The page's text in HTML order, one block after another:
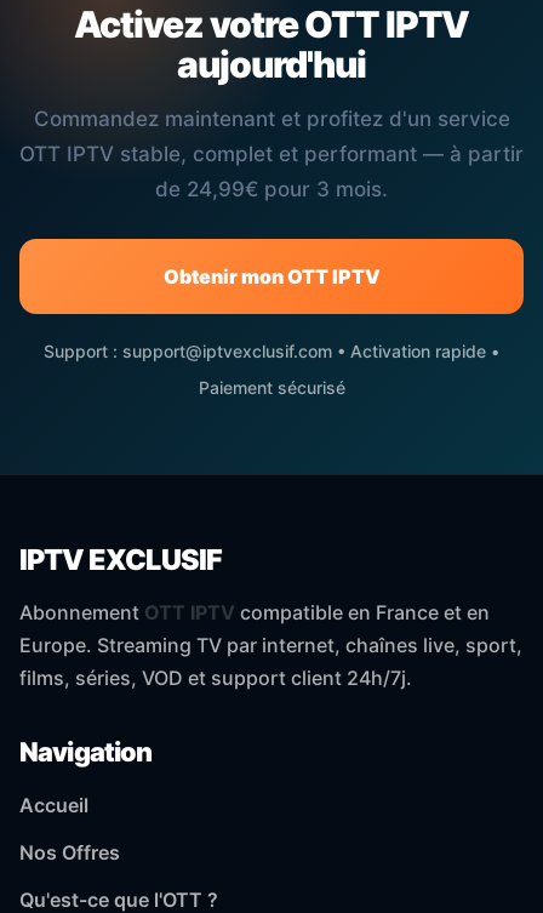
Activez votre OTT IPTV
aujourd'hui
Commandez maintenant et profitez d'un service
OTT IPTV stable, complet et performant — à partir
de 24,99€ pour 3 mois.
Obtenir mon OTT IPTV
Support : support@iptvexclusif.com • Activation rapide •
Paiement sécurisé
IPTV EXCLUSIF
Abonnement OTT IPTV compatible en France et en
Europe. Streaming TV par internet, chaînes live, sport,
films, séries, VOD et support client 24h/7j.
Navigation
Accueil
Nos Offres
Qu'est-ce que l'OTT ?